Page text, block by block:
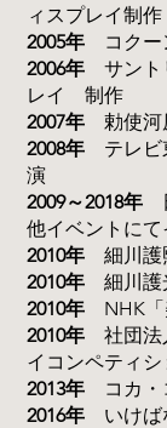
ィスプレイ制作
2005年 コクー
2006年 サント
レイ 制作
2007年 勅使河
2008年 テレビ
演
2009～2018年
他イベントに
2010年 細川
2010年 細川
2010年 NHK「
2010年 社団法
イコンペティ
2013年 コカ
2016年 いけば